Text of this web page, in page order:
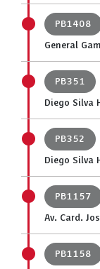
PB1408
General
PB351
Diego Silva
PB352
Diego Silva
PB1157
Av. Card.
PB1158